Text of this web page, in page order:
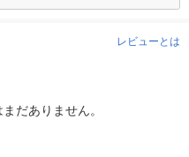
レビューとは
だありません。